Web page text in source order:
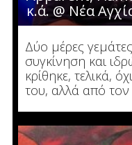
κ.ά. @ Νέα
Δύο μέρες
συγκίνηση και
κρίθηκε, τελικά,
του, αλλά από